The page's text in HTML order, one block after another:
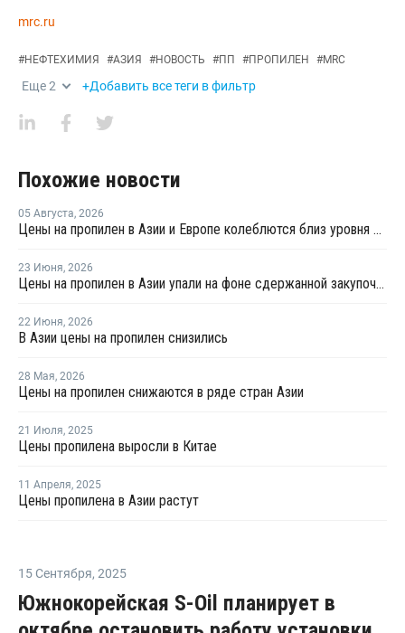
mrc.ru
#НЕФТЕХИМИЯ #АЗИЯ #НОВОСТЬ #ПП #ПРОПИЛЕН #MRC
Еще2 +Добавить все теги в фильтр
Похожие новости
05 Августа, 2026
Цены на пропилен в Азии и Европе колеблются близ уровня в USD1000
23 Июня, 2026
Цены на пропилен в Азии упали на фоне сдержанной закупочной активности
22 Июня, 2026
В Азии цены на пропилен снизились
28 Мая, 2026
Цены на пропилен снижаются в ряде стран Азии
21 Июля, 2025
Цены пропилена выросли в Китае
11 Апреля, 2025
Цены пропилена в Азии растут
15 Сентября, 2025
Южнокорейская S-Oil планирует в